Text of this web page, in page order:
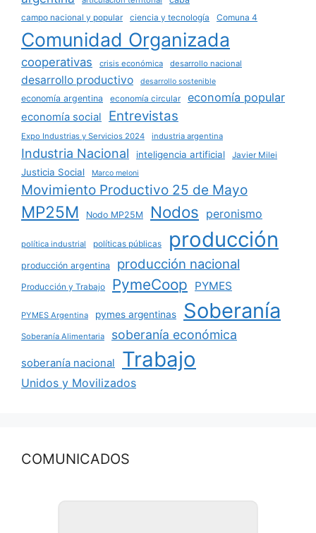
campo nacional y popular
ciencia y tecnología Comuna 4
Comunidad Organizada
cooperativas crisis económica desarrollo nacional
desarrollo productivo desarrollo sostenible
economía argentina economía circular economía popular
economía social Entrevistas
Expo Industrias y Servicios 2024 industria argentina
Industria Nacional inteligencia artificial Javier Milei
Justicia Social Marco meloni
Movimiento Productivo 25 de Mayo
MP25M Nodo MP25M Nodos peronismo
política industrial políticas públicas producción
producción argentina producción nacional
Producción y Trabajo PymeCoop PYMES
PYMES Argentina pymes argentinas Soberanía
Soberanía Alimentaria soberanía económica
soberanía nacional Trabajo
Unidos y Movilizados
COMUNICADOS